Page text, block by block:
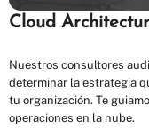
Cloud
Nuestros consultores
determinar la estrategia
tu organización. Te
operaciones en la nube.